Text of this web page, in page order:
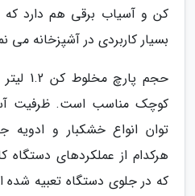
کن و آسیاب برقی هم دارد که
بسیار کاربردی در آشپزخانه می
حجم
توان انواع خشکبار و
هرکدام از عملکردهای